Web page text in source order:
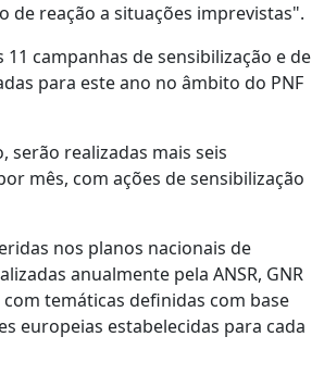
de reação a situações imprevistas".
11 campanhas de sensibilização e de
para este ano no âmbito do PNF
serão realizadas mais seis
mês, com ações de sensibilização
nos planos nacionais de
anualmente pela ANSR, GNR
com temáticas definidas com base
europeias estabelecidas para cada